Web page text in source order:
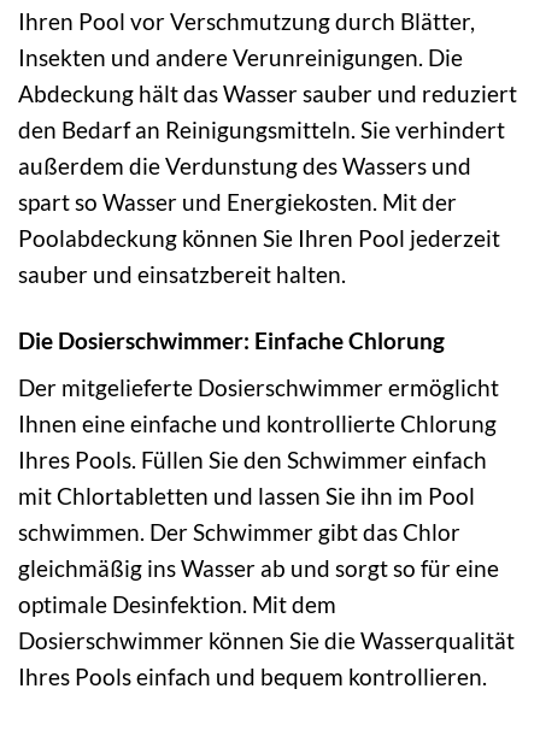
Ihren Pool vor Verschmutzung durch Blätter,
Insekten und andere Verunreinigungen. Die
Abdeckung hält das Wasser sauber und reduziert
den Bedarf an Reinigungsmitteln. Sie verhindert
außerdem die Verdunstung des Wassers und
spart so Wasser und Energiekosten. Mit der
Poolabdeckung können Sie Ihren Pool jederzeit
sauber und einsatzbereit halten.
Die Dosierschwimmer: Einfache Chlorung
Der mitgelieferte Dosierschwimmer ermöglicht
Ihnen eine einfache und kontrollierte Chlorung
Ihres Pools. Füllen Sie den Schwimmer einfach
mit Chlortabletten und lassen Sie ihn im Pool
schwimmen. Der Schwimmer gibt das Chlor
gleichmäßig ins Wasser ab und sorgt so für eine
optimale Desinfektion. Mit dem
Dosierschwimmer können Sie die Wasserqualität
Ihres Pools einfach und bequem kontrollieren.